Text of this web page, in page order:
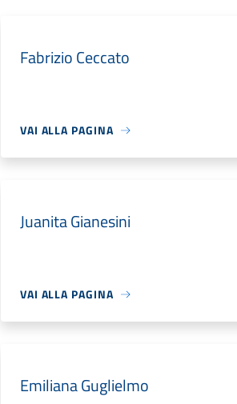
Fabrizio Ceccato
VAI ALLA PAGINA
Juanita Gianesini
VAI ALLA PAGINA
Emiliana Guglielmo